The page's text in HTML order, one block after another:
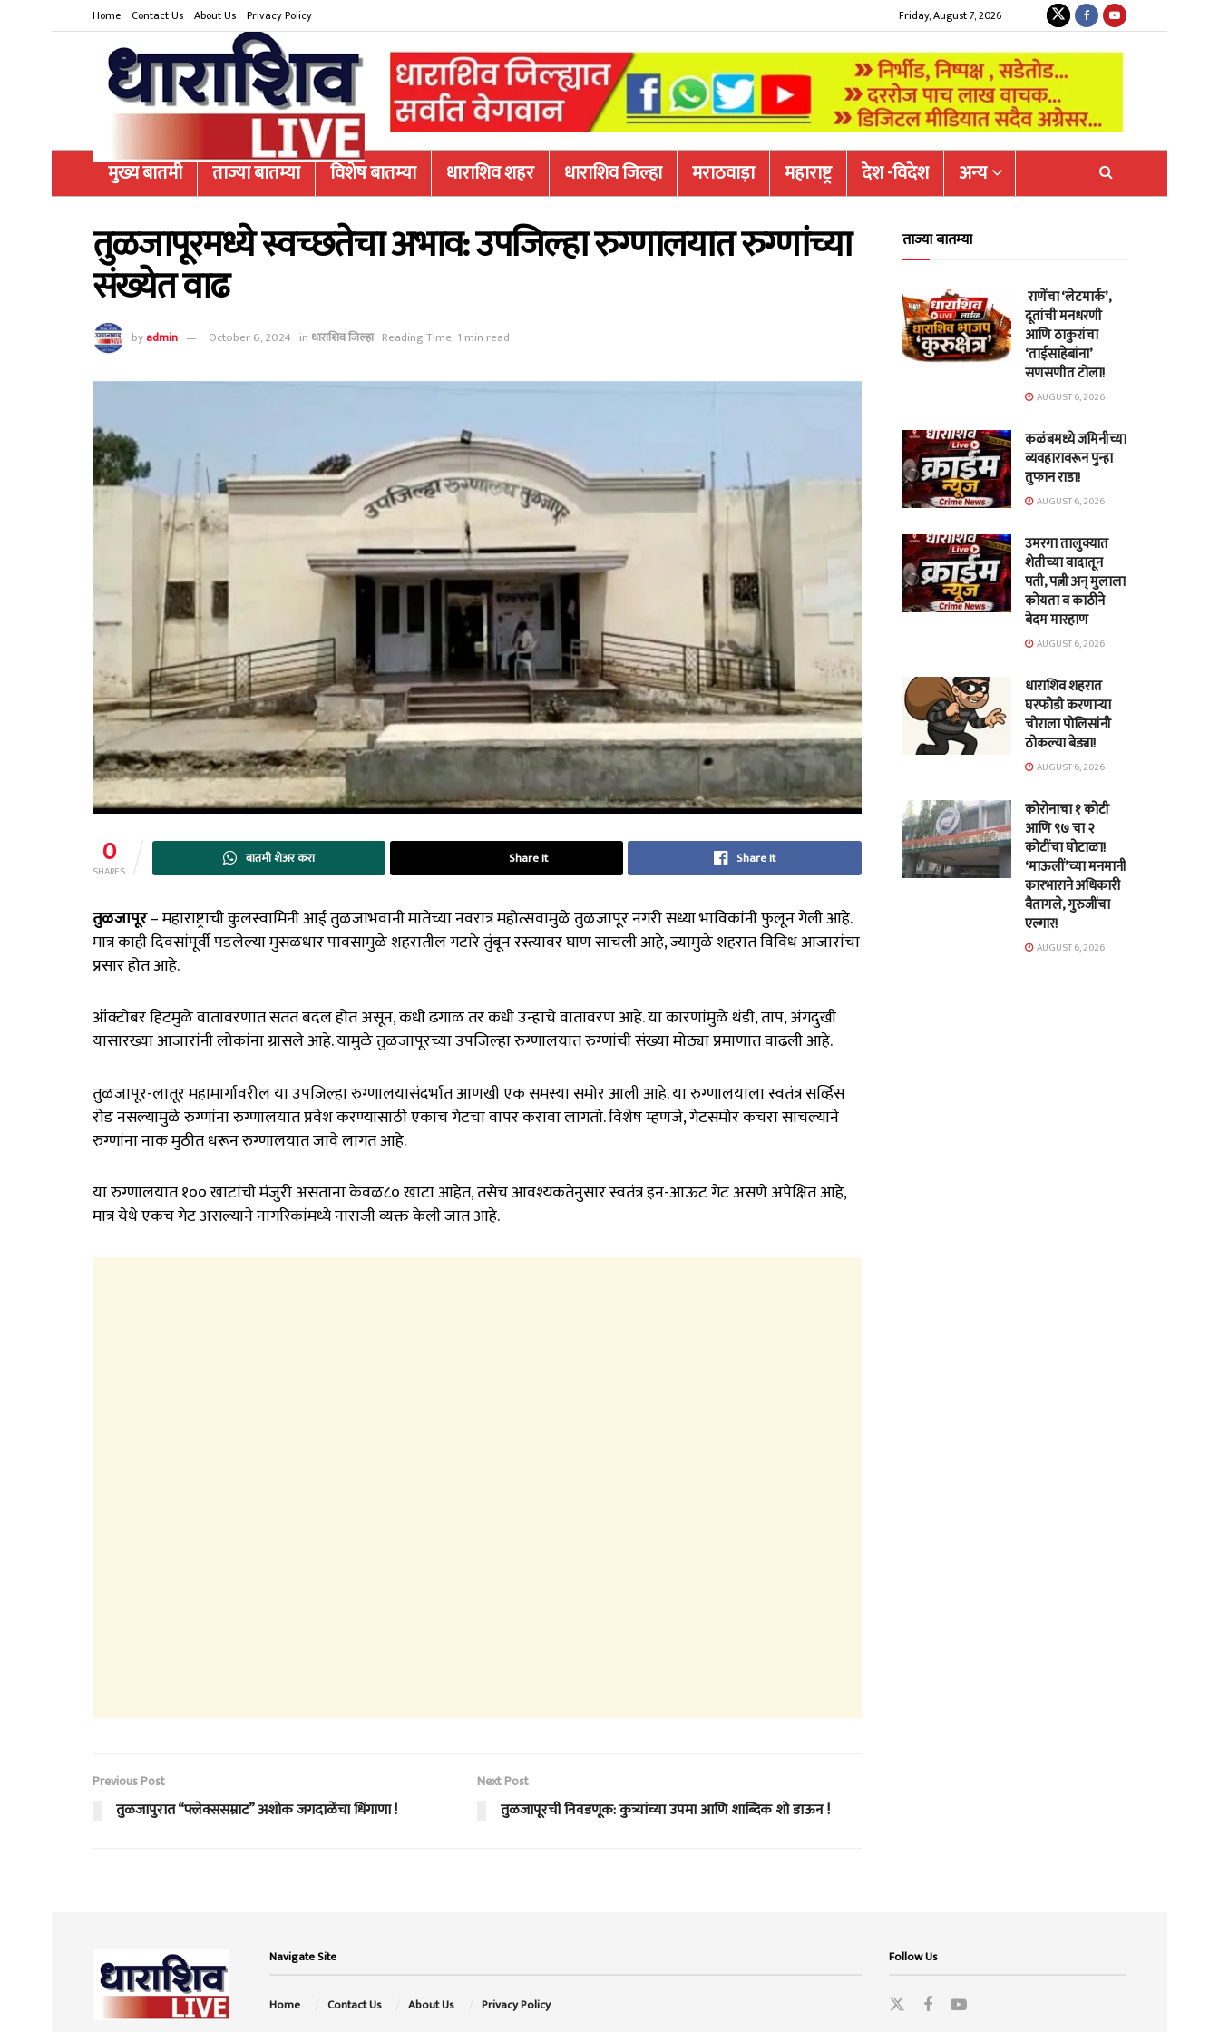
Home Contact Us About Us Privacy Policy Friday, August 7, 2026
मुख्य बातमी ताज्या बातम्या विशेष बातम्या धाराशिव शहर धाराशिव जिल्हा मराठवाड़ा महाराष्ट्र देश -विदेश अन्य
तुळजापूरमध्ये स्वच्छतेचा अभाव: उपजिल्हा रुग्णालयात रुग्णांच्या
संख्येत वाढ
byadmin October 6, 2024 in धाराशिव जिल्हा Reading Time: 1 min read
0
SHARES
बातमी शेअर करा Share It Share It
तुळजापूर– महाराष्ट्राची कुलस्वामिनी आई तुळजाभवानी मातेच्या नवरात्र महोत्सवामुळे तुळजापूर नगरी सध्या भाविकांनी फुलून गेली आहे.
मात्र काही दिवसांपूर्वी पडलेल्या मुसळधार पावसामुळे शहरातील गटारे तुंबून रस्त्यावर घाण साचली आहे, ज्यामुळे शहरात विविध आजारांचा
प्रसार होत आहे.
ऑक्टोबर हिटमुळे वातावरणात सतत बदल होत असून, कधी ढगाळ तर कधी उन्हाचे वातावरण आहे. या कारणांमुळे थंडी, ताप, अंगदुखी
यासारख्या आजारांनी लोकांना ग्रासले आहे. यामुळे तुळजापूरच्या उपजिल्हा रुग्णालयात रुग्णांची संख्या मोठ्या प्रमाणात वाढली आहे.
तुळजापूर-लातूर महामार्गावरील या उपजिल्हा रुग्णालयासंदर्भात आणखी एक समस्या समोर आली आहे. या रुग्णालयाला स्वतंत्र सर्व्हिस
रोड नसल्यामुळे रुग्णांना रुग्णालयात प्रवेश करण्यासाठी एकाच गेटचा वापर करावा लागतो. विशेष म्हणजे, गेटसमोर कचरा साचल्याने
रुग्णांना नाक मुठीत धरून रुग्णालयात जावे लागत आहे.
या रुग्णालयात १०० खाटांची मंजुरी असताना केवळ८० खाटा आहेत, तसेच आवश्यकतेनुसार स्वतंत्र इन-आऊट गेट असणे अपेक्षित आहे,
मात्र येथे एकच गेट असल्याने नागरिकांमध्ये नाराजी व्यक्त केली जात आहे.
Previous Post
तुळजापुरात “फ्लेक्ससम्राट” अशोक जगदाळेंचा धिंगाणा !
Next Post
तुळजापूरची निवडणूक: कुत्र्यांच्या उपमा आणि शाब्दिक शो डाऊन !
ताज्या बातम्या
राणेंचा ‘लेटमार्क’,
दूतांची मनधरणी
आणि ठाकुरांचा
‘ताईसाहेबांना’
सणसणीत टोला!
AUGUST 6, 2026
कळंबमध्ये जमिनीच्या
व्यवहारावरून पुन्हा
तुफान राडा!
AUGUST 6, 2026
उमरगा तालुक्यात
शेतीच्या वादातून
पती, पत्नी अन् मुलाला
कोयता व काठीने
बेदम मारहाण
AUGUST 6, 2026
धाराशिव शहरात
घरफोडी करणाऱ्या
चोराला पोलिसांनी
ठोकल्या बेड्या!
AUGUST 6, 2026
कोरोनाचा १ कोटी
आणि ९७ चा २
कोटींचा घोटाळा!
‘माऊलीं’च्या मनमानी
कारभाराने अधिकारी
वैतागले, गुरुजींचा
एल्गार!
AUGUST 6, 2026
Navigate Site
Home Contact Us About Us Privacy Policy
Follow Us